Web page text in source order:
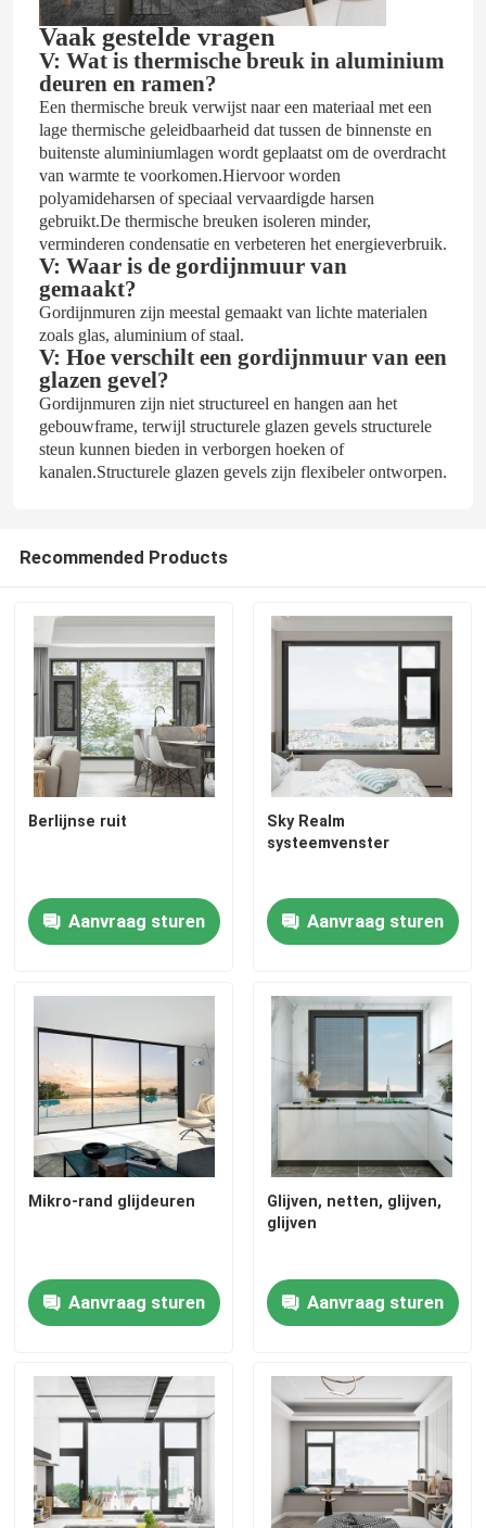
Vaak gestelde vragen
V: Wat is thermische breuk in aluminium
deuren en ramen?
Een thermische breuk verwijst naar een materiaal met een
lage thermische geleidbaarheid dat tussen de binnenste en
buitenste aluminiumlagen wordt geplaatst om de overdracht
van warmte te voorkomen.Hiervoor worden
polyamideharsen of speciaal vervaardigde harsen
gebruikt.De thermische breuken isoleren minder,
verminderen condensatie en verbeteren het energieverbruik.
V: Waar is de gordijnmuur van
gemaakt?
Gordijnmuren zijn meestal gemaakt van lichte materialen
zoals glas, aluminium of staal.
V: Hoe verschilt een gordijnmuur van een
glazen gevel?
Gordijnmuren zijn niet structureel en hangen aan het
gebouwframe, terwijl structurele glazen gevels structurele
steun kunnen bieden in verborgen hoeken of
kanalen.Structurele glazen gevels zijn flexibeler ontworpen.
Recommended Products
Berlijnse ruit
Aanvraag sturen
Sky Realm
systeemvenster
Aanvraag sturen
Mikro-rand glijdeuren
Aanvraag sturen
Glijven, netten, glijven,
glijven
Aanvraag sturen